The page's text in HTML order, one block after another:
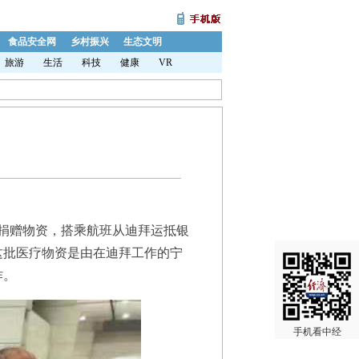
手机看中经
食品安全网 乡村振兴
生态文明
旅游
生活 科技 健康 VR
物资，搭乘航班从迪拜运抵银
医疗物资是由在迪拜工作的宁